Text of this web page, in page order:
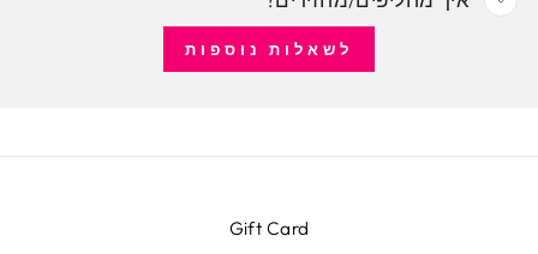
לשאלות נוספות
Gift Card